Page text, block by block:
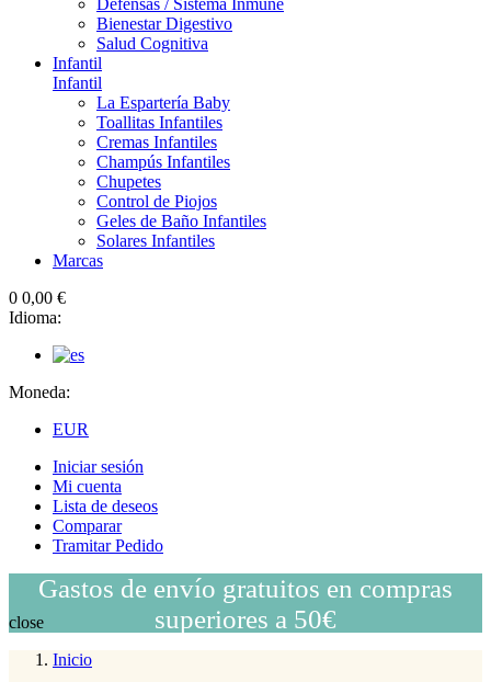
Bienestar Digestivo
Salud Cognitiva
Infantil
Infantil
La Espartería Baby
Toallitas Infantiles
Cremas Infantiles
Champús Infantiles
Chupetes
Control de Piojos
Geles de Baño Infantiles
Solares Infantiles
Marcas
0 0,00 €
Idioma:
Moneda:
EUR
Iniciar sesión
Mi cuenta
Lista de deseos
Comparar
Tramitar Pedido
Gastos de envío gratuitos en compras
superiores a 50€
close
Inicio